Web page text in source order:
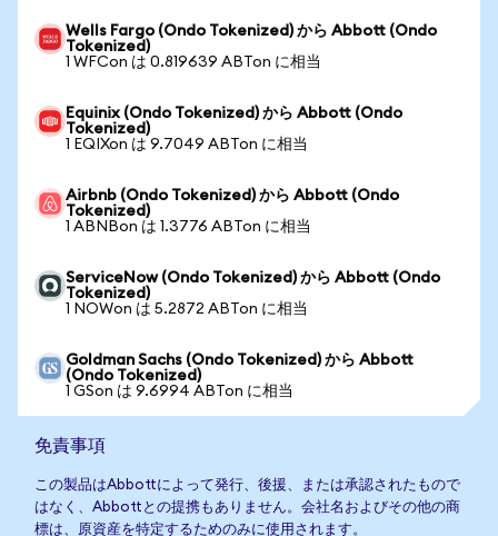
Wells Fargo (Ondo Tokenized) から Abbott (Ondo
Tokenized)
1 WFCon は 0.819639 ABTon に相当
Equinix (Ondo Tokenized) から Abbott (Ondo
Tokenized)
1 EQIXon は 9.7049 ABTon に相当
Airbnb (Ondo Tokenized) から Abbott (Ondo
Tokenized)
1 ABNBon は 1.3776 ABTon に相当
ServiceNow (Ondo Tokenized) から Abbott (Ondo
Tokenized)
1 NOWon は 5.2872 ABTon に相当
Goldman Sachs (Ondo Tokenized) から Abbott
(Ondo Tokenized)
1 GSon は 9.6994 ABTon に相当
免責事項
この製品はAbbottによって発行、後援、または承認されたもので
はなく、Abbottとの提携もありません。会社名およびその他の商
標は、原資産を特定するためのみに使用されます。